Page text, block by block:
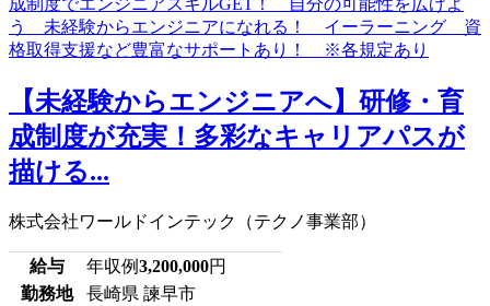
【未経験からエンジニアへ】研修・育
成制度が充実！多彩なキャリアパスが
描ける...
株式会社ワールドインテック（テクノ事業部）
給与 年収例3,200,000円
勤務地
長崎県 諫早市